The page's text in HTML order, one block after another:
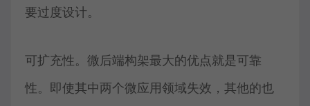
要过度设计。
可扩充性。微后端构架最大的优点就是可靠
性。即使其中两个微应用领域失效，其他的也